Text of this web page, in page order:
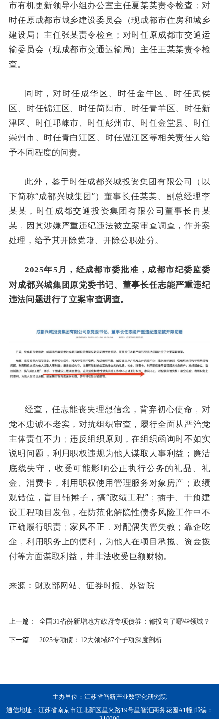
市有机更新领导小组办公室主任夏某某责令检查；对
时任原成都市城乡建设委员会（现成都市住房和城乡
建设局）主任张某责令检查；对时任原成都市交通运
输委员会（现成都市交通运输局）主任王某某责令检
查。
同时，对时任成华区、时任金牛区、时任武侯
区、时任锦江区、时任简阳市、时任青羊区、时任新
津区、时任邛崃市、时任彭州市、时任金堂县、时任
崇州市、时任青白江区、时任温江区等相关责任人给
予不同程度的问责。
此外，鉴于时任成都兴城投资集团有限公司（以
下简称“成都兴城集团”）董事长任某某、副总经理李
某某，时任成都交通投资集团有限公司董事长冉某
某，因其涉嫌严重违纪违法被立案审查调查，作并案
处理，给予其开除党籍、开除公职处分。
2025年5 月，经成都市委批准，成都市纪委监委
对成都兴城集团原党委书记、董事长任志能严重违纪
违法问题进行了立案审查调查。
经查，任志能丧失理想信念，背弃初心使命，对
党不忠诚不老实，对抗组织审查，履行全面从严治党
主体责任不力；违反组织原则，在组织函询时不如实
说明问题，利用职权违规为他人谋取人事利益；廉洁
底线失守，收受可能影响公正执行公务的礼品、礼
金、消费卡，利用职权使用管理服务对象房产；政绩
观错位，盲目铺摊子，搞“政绩工程”；插手、干预建
设工程项目发包，在防范化解隐性债务风险工作中不
正确履行职责；家风不正，对配偶失管失教；靠企吃
企，利用职务上的便利，为他人在项目承揽、资金拨
付等方面谋取利益，并非法收受巨额财物。
来源：财政部网站、证券时报、苏智院
上一篇 : 全国31省份新增地方政府专项债券：都投向了哪些领域？
下一篇 : 2025专项债：12大领域87个子项深度剖析
主办单位：江苏省智新产业数字化研究院
通信地址：江苏省南京市江北新区星火路19号星智汇商务花园A1幢 邮编：